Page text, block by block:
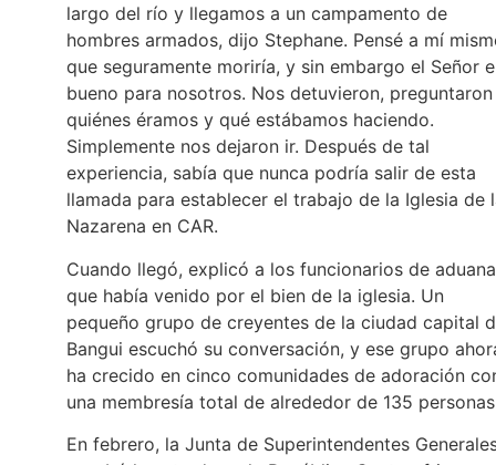
largo del río y llegamos a un campamento de
hombres armados, dijo Stephane. Pensé a mí
que seguramente moriría, y sin embargo el Señor
bueno para nosotros. Nos detuvieron, preguntaron
quiénes éramos y qué estábamos haciendo.
Simplemente nos dejaron ir. Después de tal
experiencia, sabía que nunca podría salir de esta
llamada para establecer el trabajo de la Iglesia de
Nazarena en CAR.
Cuando llegó, explicó a los funcionarios de
que había venido por el bien de la iglesia. Un
pequeño grupo de creyentes de la ciudad capital
Bangui escuchó su conversación, y ese grupo
ha crecido en cinco comunidades de adoración
una membresía total de alrededor de 135
En febrero, la Junta de Superintendentes